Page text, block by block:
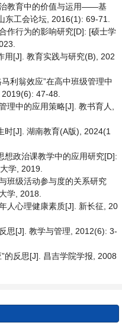
教育中的价值与运用——基
东工会论坛, 2016(1): 69-71.
作行为的影响研究[D]: [硕士学
用[J]. 教育实践与研究(B), 202
利翁效应”在高中班级管理中
47-48.
理中的应用策略[J]. 教书育人,
时[J]. 湖南教育(A版), 2024(1
想政治课教学中的应用研究[D]:
学, 2019.
班级活动参与度的关系研究
学, 2018.
人心理健康素质[J]. 新长征, 20
思[J]. 教学与管理, 2012(6): 3-
的反思[J]. 昌吉学院学报, 2008